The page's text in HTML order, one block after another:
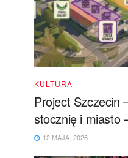
KULTURA
Project Szczecin
stocznię i miasto
12 MAJA, 2026